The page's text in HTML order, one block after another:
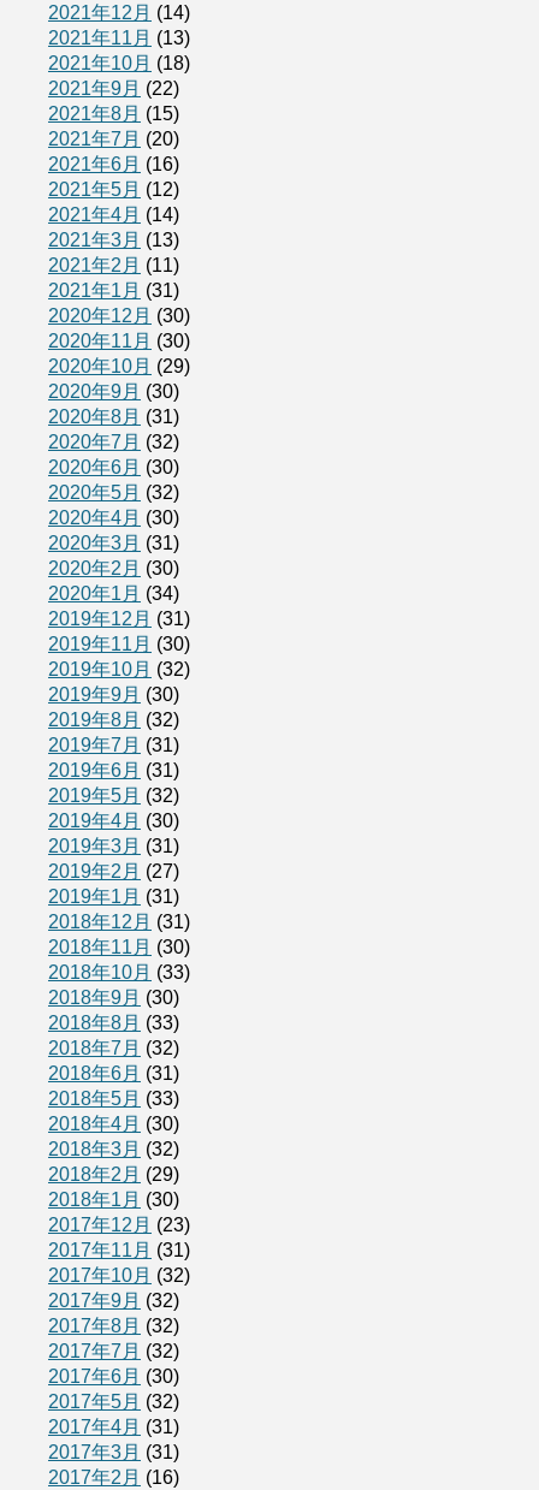
2021年12月 (14)
2021年11月 (13)
2021年10月 (18)
2021年9月 (22)
2021年8月 (15)
2021年7月 (20)
2021年6月 (16)
2021年5月 (12)
2021年4月 (14)
2021年3月 (13)
2021年2月 (11)
2021年1月 (31)
2020年12月 (30)
2020年11月 (30)
2020年10月 (29)
2020年9月 (30)
2020年8月 (31)
2020年7月 (32)
2020年6月 (30)
2020年5月 (32)
2020年4月 (30)
2020年3月 (31)
2020年2月 (30)
2020年1月 (34)
2019年12月 (31)
2019年11月 (30)
2019年10月 (32)
2019年9月 (30)
2019年8月 (32)
2019年7月 (31)
2019年6月 (31)
2019年5月 (32)
2019年4月 (30)
2019年3月 (31)
2019年2月 (27)
2019年1月 (31)
2018年12月 (31)
2018年11月 (30)
2018年10月 (33)
2018年9月 (30)
2018年8月 (33)
2018年7月 (32)
2018年6月 (31)
2018年5月 (33)
2018年4月 (30)
2018年3月 (32)
2018年2月 (29)
2018年1月 (30)
2017年12月 (23)
2017年11月 (31)
2017年10月 (32)
2017年9月 (32)
2017年8月 (32)
2017年7月 (32)
2017年6月 (30)
2017年5月 (32)
2017年4月 (31)
2017年3月 (31)
2017年2月 (16)